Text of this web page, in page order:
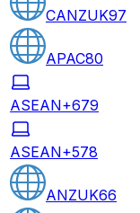
CANZUK97
APAC80
ASEAN+679
ASEAN+578
ANZUK66